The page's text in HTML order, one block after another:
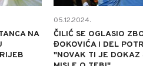
NA
05.12.2024.
ČILIĆ SE OGLASIO
ĐOKOVIĆA I DEL
"NOVAK TI JE DOKAZ